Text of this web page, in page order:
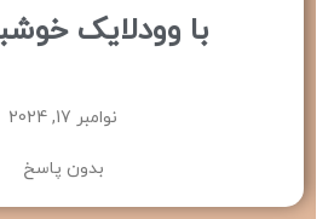
با وودلایک
نوامبر 17, 2024
بدون پاسخ